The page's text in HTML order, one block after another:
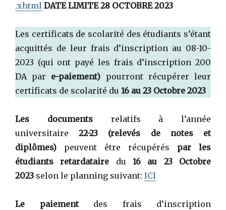
.xhtml DATE LIMITE 28 OCTOBRE 2023
Les certificats de scolarité des étudiants s’étant
acquittés de leur frais d’inscription au 08-10-
2023 (qui ont payé les frais d’inscription 200
DA par e-paiement) pourront récupérer leur
certificats de scolarité du 16 au 23 Octobre 2023
Les documentsrelatifs à l’année
universitaire22-23 (relevés de notes et
diplômes) peuvent être récupérés par les
étudiants retardataire du16 au 23 Octobre
2023 selon le planning suivant: ICI
Le paiement des frais d’inscription